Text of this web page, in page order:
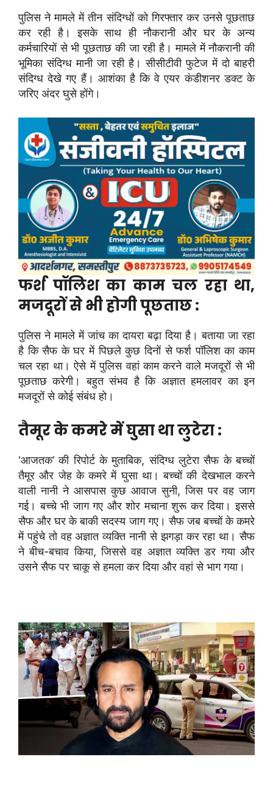
पुलिस ने मामले में तीन संदिग्धों को गिरफ्तार कर उनसे पूछताछ
कर रही है। इसके साथ ही नौकरानी और घर के अन्य
कर्मचारियों से भी पूछताछ की जा रही है। मामले में नौकरानी की
भूमिका संदिग्ध मानी जा रही है। सीसीटीवी फुटेज में दो बाहरी
संदिग्ध देखे गए हैं। आशंका है कि वे एयर कंडीशनर डक्ट के
जरिए अंदर घुसे होंगे।
फर्श पॉलिश का काम चल रहा था,
मजदूरों से भी होगी पूछताछ :
पुलिस ने मामले में जांच का दायरा बढ़ा दिया है। बताया जा रहा
है कि सैफ के घर में पिछले कुछ दिनों से फर्श पॉलिश का काम
चल रहा था। ऐसे में पुलिस वहां काम करने वाले मजदूरों से भी
पूछताछ करेगी। बहुत संभव है कि अज्ञात हमलावर का इन
मजदूरों से कोई संबंध हो।
तैमूर के कमरे में घुसा था लुटेरा :
‘आजतक’ की रिपोर्ट के मुताबिक, संदिग्ध लुटेरा सैफ के बच्चों
तैमूर और जेह के कमरे में घुसा था। बच्चों की देखभाल करने
वाली नानी ने आसपास कुछ आवाज सुनी, जिस पर वह जाग
गई। बच्चे भी जाग गए और शोर मचाना शुरू कर दिया। इससे
सैफ और घर के बाकी सदस्य जाग गए। सैफ जब बच्चों के कमरे
में पहुंचे तो वह अज्ञात व्यक्ति नानी से झगड़ा कर रहा था। सैफ
ने बीच-बचाव किया, जिससे वह अज्ञात व्यक्ति डर गया और
उसने सैफ पर चाकू से हमला कर दिया और वहां से भाग गया।